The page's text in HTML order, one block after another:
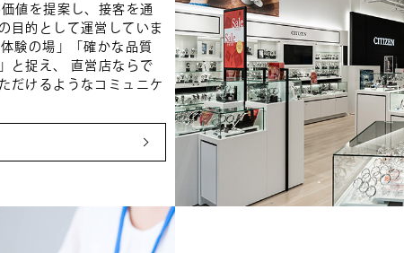
値を提案し、接客を通
目的として運営していま
験の場」「確かな品質
と捉え、 直営店ならで
だけるようなコミュニケ